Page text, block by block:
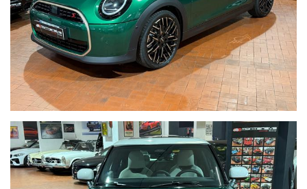
Harman Kardon
Drive Assist
Navigatore
Bluetooth
Tetto Panorama
Key less go
Visibile presso la nostra sede di via A.De Viti de Marco 48 Roma